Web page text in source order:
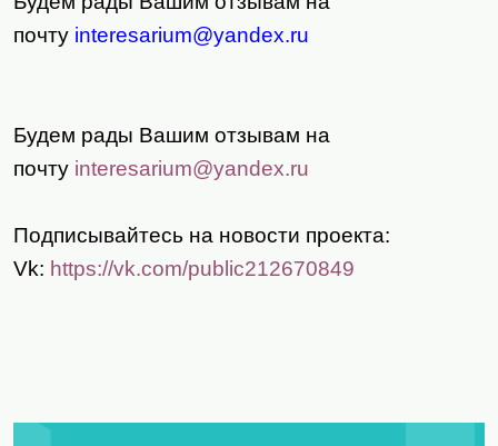
почту interesarium@yandex.ru
Будем рады Вашим отзывам на
почту interesarium@yandex.ru
Подписывайтесь на новости проекта:
Vk: https://vk.com/public212670849